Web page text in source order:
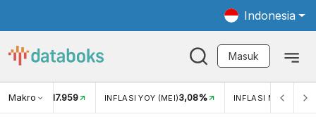
Indonesia
Masuk
Makro
USD/IDR 17.959 INFLASI YOY (MEI)3,08% INFLASI MOM (MEI)